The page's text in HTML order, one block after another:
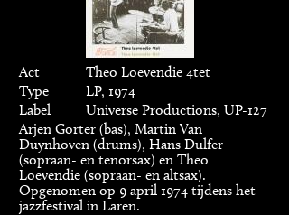
Act
Theo Loevendie 4tet
Type
LP, 1974
Label
Universe Productions, UP-127
Arjen Gorter (bas), Martin Van
Duynhoven (drums), Hans Dulfer
(sopraan- en tenorsax) en Theo
Loevendie (sopraan- en altsax).
Opgenomen op 9 april 1974 tijdens het
jazzfestival in Laren.